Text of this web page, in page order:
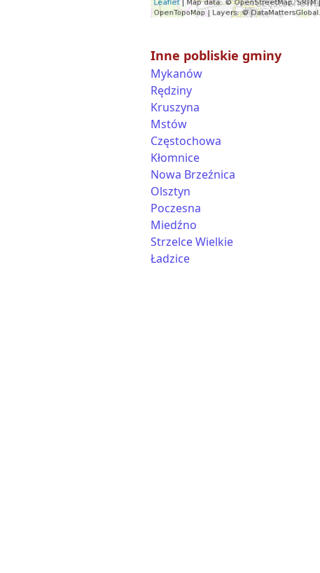
Inne pobliskie gminy
Mykanów
Rędziny
Kruszyna
Mstów
Częstochowa
Kłomnice
Nowa Brzeźnica
Olsztyn
Poczesna
Miedźno
Strzelce Wielkie
Ładzice